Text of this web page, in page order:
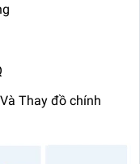
Thay đồ chính